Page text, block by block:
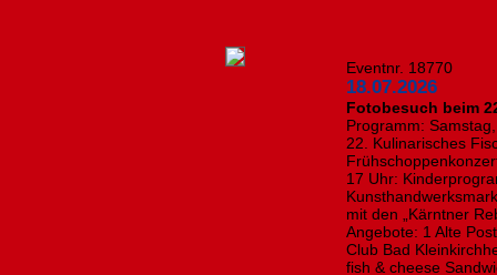
Eventnr. 18770
18.07.2026
Fotobesuch beim
Programm:
22. Kulinarisches
17 Uhr:
mit den „Kärntner
Angebote: 1 Alte
Club Bad
fish & cheese